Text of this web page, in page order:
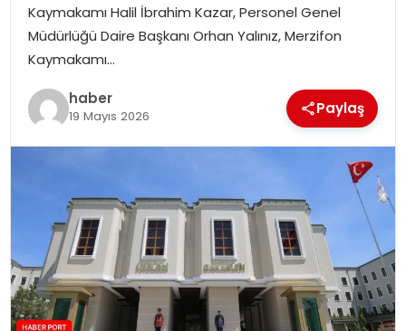
OTOMOBIL
EKONOMI
Kaymakamı Halil İbrahim Kazar, Personel Genel
Müdürlüğü Daire Başkanı Orhan Yalınız, Merzifon
Kaymakamı…
haber
19 Mayıs 2026 Paylaş